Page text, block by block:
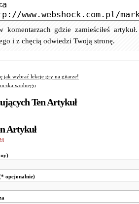
komentarzach gdzie zamieściłeś
i z chęcią odwiedzi Twoją stronę.
jak wybrać lekcje gry na gitarze!
wodnego
Ten Artykuł
Artykuł
opcjonalnie)